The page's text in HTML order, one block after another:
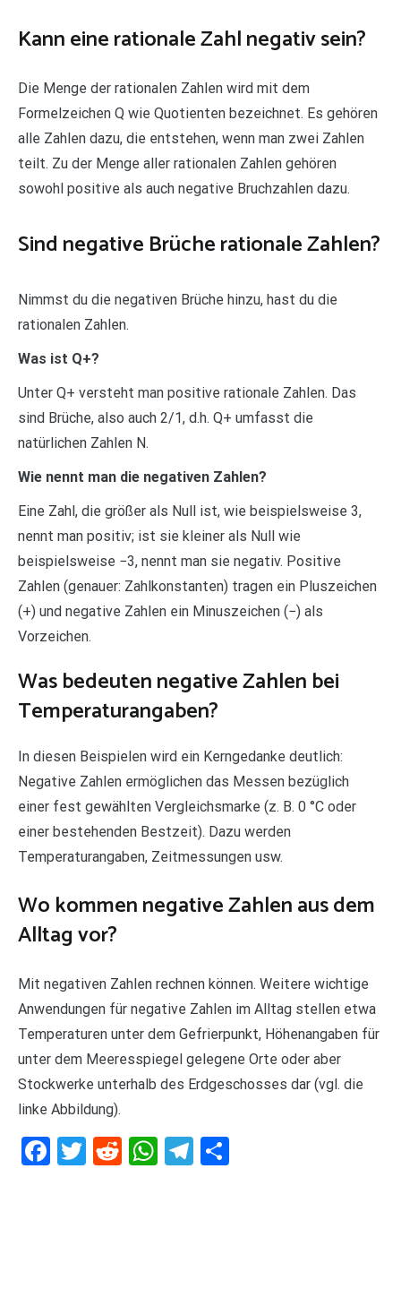
Kann eine rationale Zahl negativ sein?
Die Menge der rationalen Zahlen wird mit dem
Formelzeichen Q wie Quotienten bezeichnet. Es gehören
alle Zahlen dazu, die entstehen, wenn man zwei Zahlen
teilt. Zu der Menge aller rationalen Zahlen gehören
sowohl positive als auch negative Bruchzahlen dazu.
Sind negative Brüche rationale Zahlen?
Nimmst du die negativen Brüche hinzu, hast du die
rationalen Zahlen.
Was ist Q+?
Unter Q+ versteht man positive rationale Zahlen. Das
sind Brüche, also auch 2/1, d.h. Q+ umfasst die
natürlichen Zahlen N.
Wie nennt man die negativen Zahlen?
Eine Zahl, die größer als Null ist, wie beispielsweise 3,
nennt man positiv; ist sie kleiner als Null wie
beispielsweise −3, nennt man sie negativ. Positive
Zahlen (genauer: Zahlkonstanten) tragen ein Pluszeichen
(+) und negative Zahlen ein Minuszeichen (−) als
Vorzeichen.
Was bedeuten negative Zahlen bei
Temperaturangaben?
In diesen Beispielen wird ein Kerngedanke deutlich:
Negative Zahlen ermöglichen das Messen bezüglich
einer fest gewählten Vergleichsmarke (z. B. 0 °C oder
einer bestehenden Bestzeit). Dazu werden
Temperaturangaben, Zeitmessungen usw.
Wo kommen negative Zahlen aus dem
Alltag vor?
Mit negativen Zahlen rechnen können. Weitere wichtige
Anwendungen für negative Zahlen im Alltag stellen etwa
Temperaturen unter dem Gefrierpunkt, Höhenangaben für
unter dem Meeresspiegel gelegene Orte oder aber
Stockwerke unterhalb des Erdgeschosses dar (vgl. die
linke Abbildung).
Facebook
Twitter
RedditWhatsApp
Telegram